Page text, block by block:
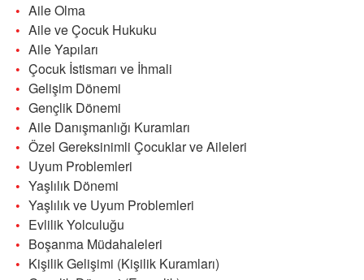
Aile Olma
Aile ve Çocuk Hukuku
Aile Yapıları
Çocuk İstismarı ve İhmali
Gelişim Dönemi
Gençlik Dönemi
Aile Danışmanlığı Kuramları
Özel Gereksinimli Çocuklar ve Aileleri
Uyum Problemleri
Yaşlılık Dönemi
Yaşlılık ve Uyum Problemleri
Evlilik Yolculuğu
Boşanma Müdahaleleri
Kişilik Gelişimi (Kişilik Kuramları)